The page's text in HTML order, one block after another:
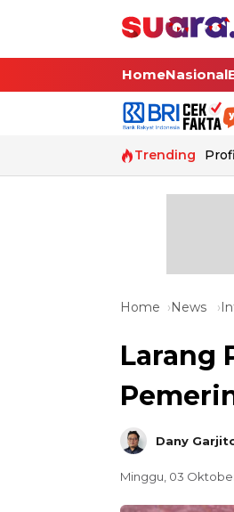
HomeNasional
Trending
Home News
Larang
Dany
Minggu, 03 Oktober